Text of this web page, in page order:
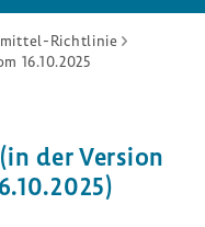
Richtlinie
16.10.2025
der Version